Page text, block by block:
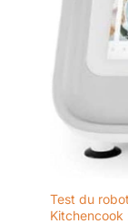
Test du